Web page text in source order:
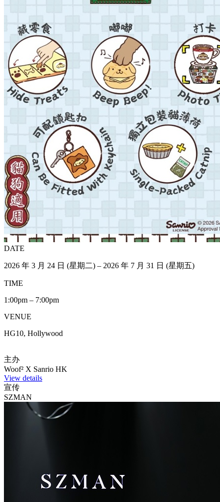
DATE
2026 年 3 月 24 日 (星期二) – 2026 年 7 月 31 日 (星期五)
TIME
1:00pm – 7:00pm
VENUE
HG10, Hollywood
主办
Woof² X Sanrio HK
View details
宣传
SZMAN